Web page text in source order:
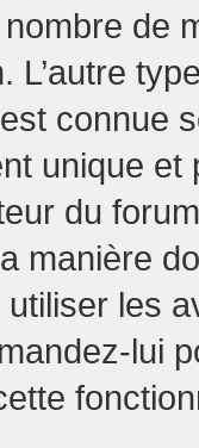
de
L’autre
connue
unique et
du
manière
les
lui